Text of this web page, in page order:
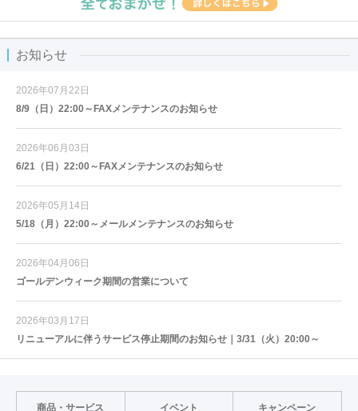
お知らせ
2026年07月22日
8/9（日）22:00～FAXメンテナンスのお知らせ
2026年06月03日
6/21（日）22:00～FAXメンテナンスのお知らせ
2026年05月14日
5/18（月）22:00～メールメンテナンスのお知らせ
2026年04月06日
ゴールデンウィーク期間の営業について
2026年03月17日
リニューアルに伴うサービス停止期間のお知らせ｜3/31（火）20:00～
商品・サービス イベント キャンペーン